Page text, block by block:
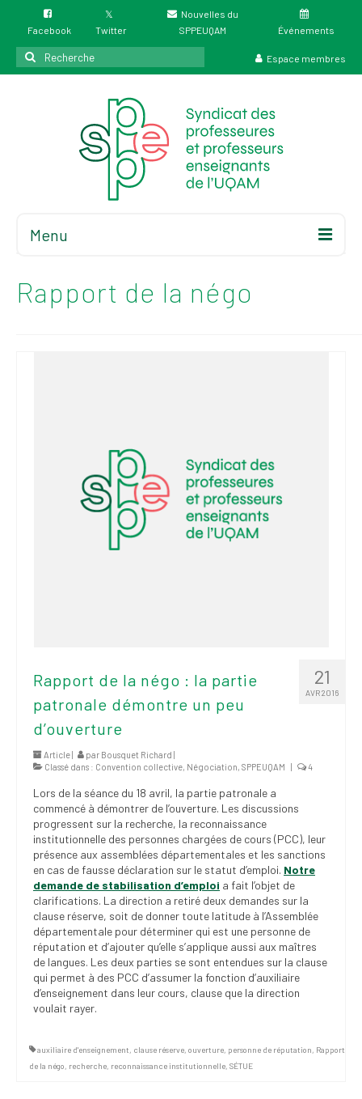
Facebook Twitter
Nouvelles du
SPPEUQAM
Événements
Rechercher
:
Espace membres
Menu
Élections
Statuts et
règlements
Politiques
d’écran – Place à
notre valorisation
Vignettes
Publications
Nouvelles du
SPPEUQAM
Communiqués
SPPEUQAM@ctualités
et Bilans
Négociation
SCCUQ@
SCCUQ intervention
Rapport de la négo
21
AVR 2016
Rapport de la négo : la partie
patronale démontre un peu
d’ouverture
Article | par Bousquet Richard |
Classé dans : Convention collective, Négociation, SPPEUQAM | 4
Lors de la séance du 18 avril, la partie patronale a
commencé à démontrer de l’ouverture. Les discussions
progressent sur la recherche, la reconnaissance
institutionnelle des personnes chargées de cours (PCC), leur
présence aux assemblées départementales et les sanctions
en cas de fausse déclaration sur le statut d’emploi. Notre
demande de stabilisation d’emploi a fait l’objet de
clarifications. La direction a retiré deux demandes sur la
clause réserve, soit de donner toute latitude à l’Assemblée
départementale pour déterminer qui est une personne de
réputation et d’ajouter qu’elle s’applique aussi aux maîtres
de langues. Les deux parties se sont entendues sur la clause
qui permet à des PCC d’assumer la fonction d’auxiliaire
d’enseignement dans leur cours, clause que la direction
voulait rayer.
auxiliaire d'enseignement, clause réserve, ouverture, personne de réputation, Rapport
de la négo, recherche, reconnaissance institutionnelle, SÉTUE